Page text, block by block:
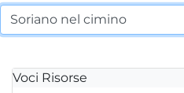
Voci Risorse